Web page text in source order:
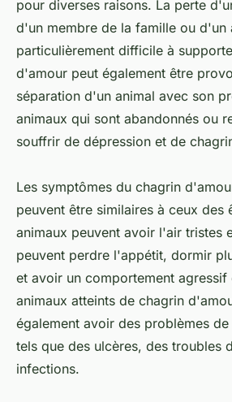
pour diverses raisons. La perte
d'un membre de la famille ou d'un
particulièrement difficile à
d'amour peut également être
séparation d'un animal avec son
animaux qui sont abandonnés ou
souffrir de dépression et de
Les symptômes du chagrin
peuvent être similaires à ceux des
animaux peuvent avoir l'air tristes
peuvent perdre l'appétit, dormir
et avoir un comportement agressif
animaux atteints de chagrin
également avoir des problèmes
tels que des ulcères, des troubles
infections.